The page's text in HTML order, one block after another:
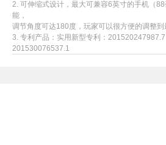
2. 可伸缩式设计，最大可兼容6英寸的手机（
能，
调节角度可达180度，玩家可以很方便的调整到
3. 专利产品：实用新型专利：201520247987.7
201530076537.1